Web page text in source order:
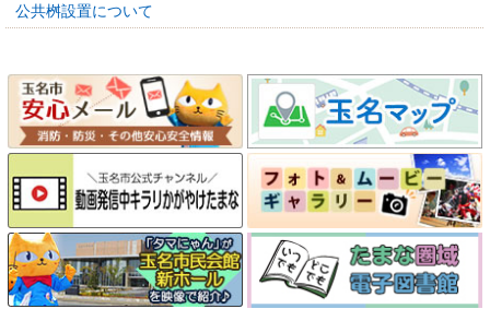
公共桝設置について